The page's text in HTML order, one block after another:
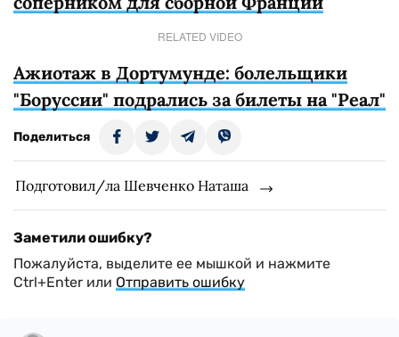
RELATED VIDEO
Ажиотаж в Дортумунде: болельщики
"Боруссии" подрались за билеты на "Реал"
Поделиться
Подготовил/ла Шевченко Наташа
Заметили ошибку?
Пожалуйста, выделите ее мышкой и нажмите
Ctrl+Enter или Отправить ошибку